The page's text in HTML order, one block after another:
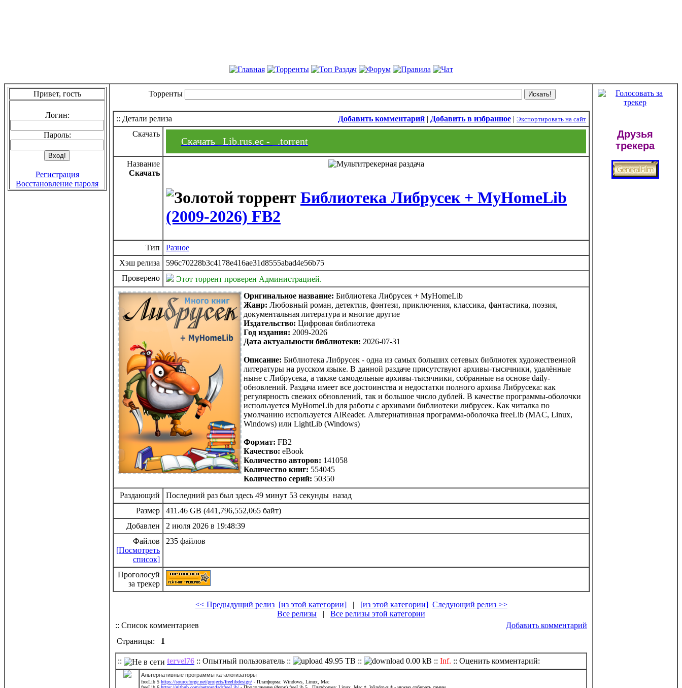
Привет, гость
Логин:
Пароль:
Регистрация
Восстановление пароля
Торренты
:: Детали релиза Добавить комментарий | Добавить в избранное | Экспортировать на сайт
Скачать
Скачать _Lib.rus.ec - _.torrent
Название
Скачать
Библиотека Либрусек + MyHomeLib
(2009-2026) FB2
Тип
Разное
Хэш релиза
596c70228b3c4178e416ae31d8555abad4e56b75
Проверено
Этот торрент проверен Администрацией.
Оригинальное название: Библиотека Либрусек + MyHomeLib
Жанр: Любовный роман, детектив, фэнтези, приключения, классика, фантастика, поэзия,
документальная литература и многие другие
Издательство: Цифровая библиотека
Год издания: 2009-2026
Дата актуальности библиотеки: 2026-07-31
Описание: Библиотека Либрусек - одна из самых больших сетевых библиотек художественной
литературы на русском языке. В данной раздаче присутствуют архивы-тысячники, удалённые
ныне с Либрусека, а также самодельные архивы-тысячники, собранные на основе daily-
обновлений. Раздача имеет все достоинства и недостатки полного архива Либрусека: как
регулярность свежих обновлений, так и большое число дублей. В качестве программы-оболочки
используется MyHomeLib для работы с архивами библиотеки либрусек. Как читалка по
умолчанию используется AlReader. Альтернативная программа-оболочка freeLib (MAC, Linux,
Windows) или LightLib (Windows)
Формат: FB2
Качество: eBook
Количество авторов: 141058
Количество книг: 554045
Количество серий: 50350
Раздающий
Последний раз был здесь 49 минут 53 секунды назад
Размер
411.46 GB (441,796,552,065 байт)
Добавлен
2 июля 2026 в 19:48:39
Файлов
[Посмотреть
список]
235 файлов
Проголосуй
за трекер
<< Предыдущий релиз [из этой категории]| [из этой категории] Следующий релиз >>
Все релизы | Все релизы этой категории
:: Список комментариев
Добавить комментарий
Страницы:
1
:: tervel76 :: Опытный пользователь :: 49.95 TB :: 0.00 kB :: Inf. :: Оценить комментарий:
Альтернативные программы каталогизаторы
freeLib 5 https://sourceforge.net/projects/freelibdesign/ - Платформа: Windows, Linux, Mac
Друзья
трекера